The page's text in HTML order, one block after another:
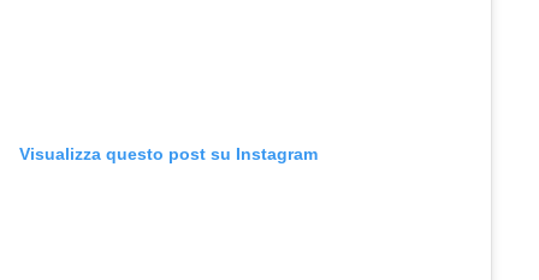
Visualizza questo post su Instagram